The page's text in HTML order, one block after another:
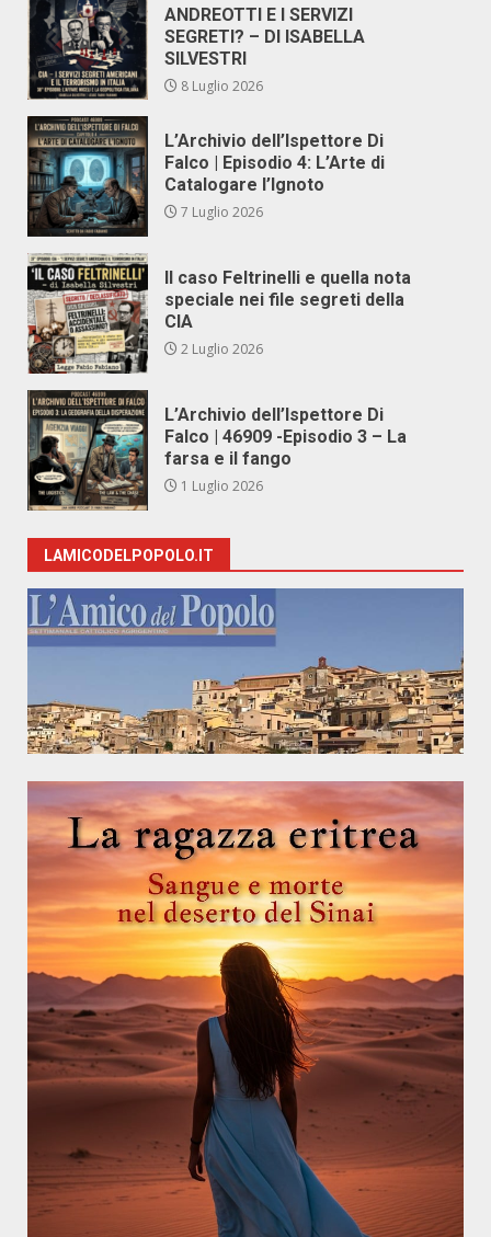
ANDREOTTI E I SERVIZI
SEGRETI? – DI ISABELLA
SILVESTRI
8 Luglio 2026
L’Archivio dell’Ispettore Di
Falco | Episodio 4: L’Arte di
Catalogare l’Ignoto
7 Luglio 2026
Il caso Feltrinelli e quella nota
speciale nei file segreti della
CIA
2 Luglio 2026
L’Archivio dell’Ispettore Di
Falco | 46909 -Episodio 3 – La
farsa e il fango
1 Luglio 2026
LAMICODELPOPOLO.IT